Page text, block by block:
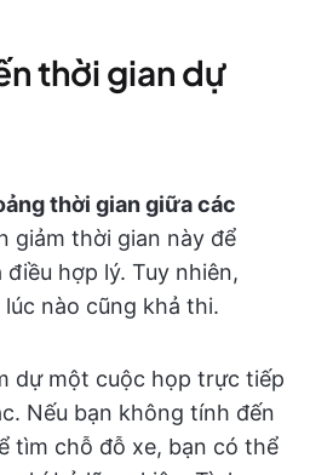
thời gian dự
thời gian giữa các
giảm thời gian này để
điều hợp lý. Tuy nhiên,
nào cũng khả thi.
dự một cuộc họp trực tiếp
Nếu bạn không tính đến
tìm chỗ đỗ xe, bạn có thể